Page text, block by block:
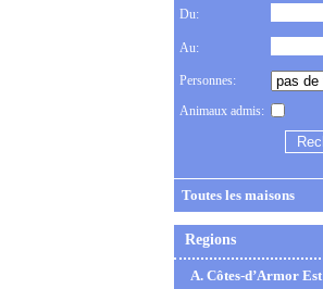
Du:
Au:
Personnes:
Animaux admis:
Toutes les maisons
Regions
A. Côtes-d’Armor Est